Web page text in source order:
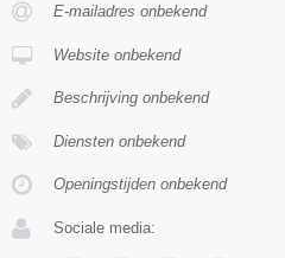
E-mailadres onbekend
Website onbekend
Beschrijving onbekend
Diensten onbekend
Openingstijden onbekend
Sociale media: